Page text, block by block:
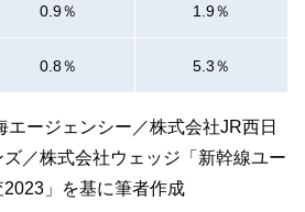
0.9％ 1.9％
0.8％ 5.3％
エージェンシー／株式会社JR西日
／株式会社ウェッジ「新幹線ユー
」を基に筆者作成